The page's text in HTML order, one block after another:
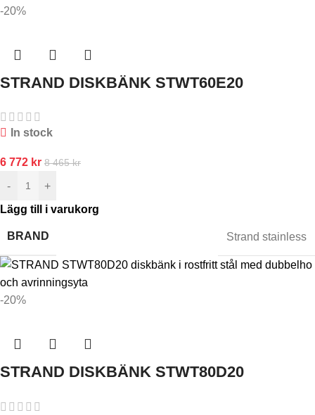
-20%
STRAND DISKBÄNK STWT60E20
In stock
6 772 kr 8 465kr
-
+
Lägg till i varukorg
BRAND Strand stainless
-20%
STRAND DISKBÄNK STWT80D20